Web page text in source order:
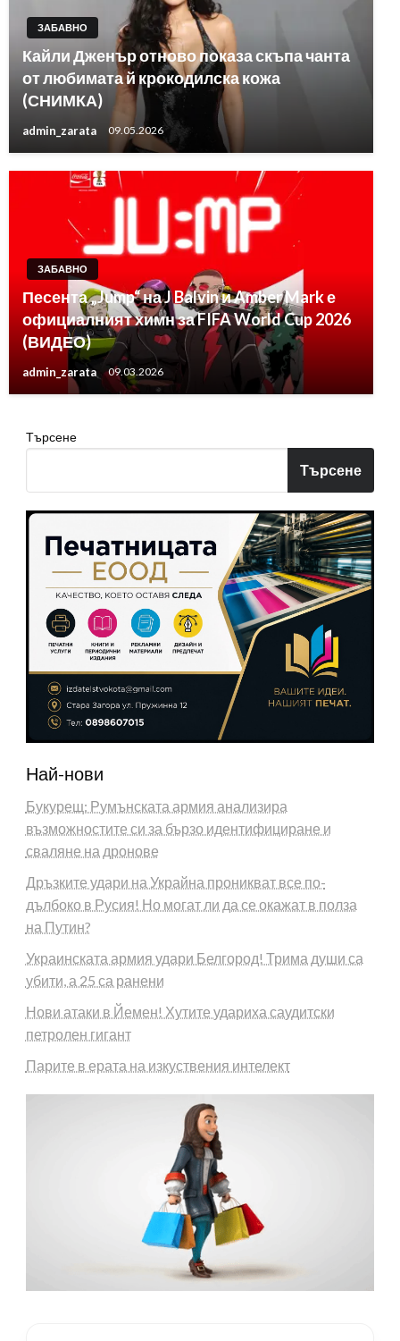
ЗАБАВНО
Кайли Дженър отново показа скъпа чанта
от любимата й крокодилска кожа
(СНИМКА)
admin_zarata 09.05.2026
ЗАБАВНО
Песента „Jump“ на J Balvin и Amber Mark е
официалният химн за FIFA World Cup 2026
(ВИДЕО)
admin_zarata 09.03.2026
Търсене
Търсене
Най-нови
Букурещ: Румънската армия анализира
възможностите си за бързо идентифициране и
сваляне на дронове
Дръзките удари на Украйна проникват все по-
дълбоко в Русия! Но могат ли да се окажат в полза
на Путин?
Украинската армия удари Белгород! Трима души са
убити, а 25 са ранени
Нови атаки в Йемен! Хутите удариха саудитски
петролен гигант
Парите в ерата на изкуствения интелект